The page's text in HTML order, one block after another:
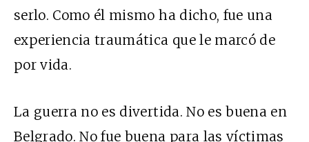
serlo. Como él mismo ha dicho, fue una
experiencia traumática que le marcó de
por vida.
La guerra no es divertida. No es buena en
Belgrado. No fue buena para las víctimas